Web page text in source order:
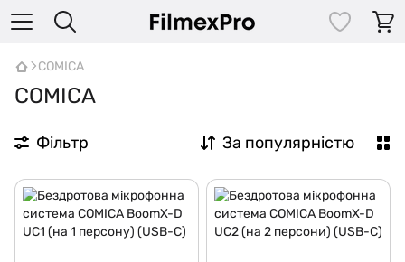
COMICA
COMICA
Фільтр За популярністю